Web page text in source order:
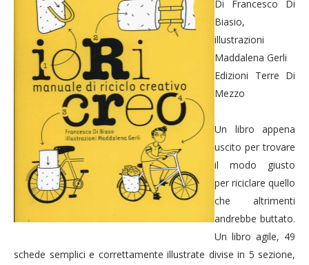
Di Francesco Di
Biasio,
illustrazioni
Maddalena Gerli
Edizioni Terre Di
Mezzo
Un libro appena
uscito per trovare
il modo giusto
per riciclare quello
che altrimenti
andrebbe buttato.
Un libro agile, 49
schede semplici e correttamente illustrate divise in 5 sezione,